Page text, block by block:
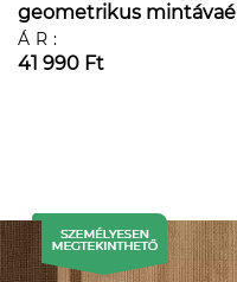
geometrikus mintávaé
ÁR:
41 990 Ft